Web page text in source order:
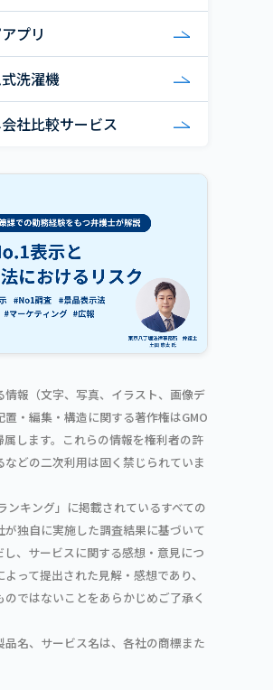
プリ
洗濯機
社比較サービス
報（文字、写真、イラスト、画像デ
・編集・構造に関する著作権はGMO
します。これらの情報を権利者の許
どの二次利用は固く禁じられていま
ンキング」に掲載されているすべての
独自に実施した調査結果に基づいて
、サービスに関する感想・意見につ
って提出された見解・感想であり、
ではないことをあらかじめご了承く
名、サービス名は、各社の商標また